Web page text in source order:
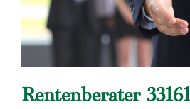
Rentenberater